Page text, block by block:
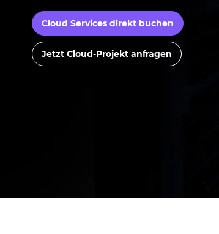
Cloud Services direkt buchen
Jetzt Cloud-Projekt anfragen